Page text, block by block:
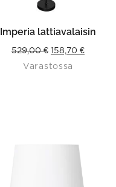
Imperia lattiavalaisin
529,00€ Original
price
158,70 €Current
Varastossa